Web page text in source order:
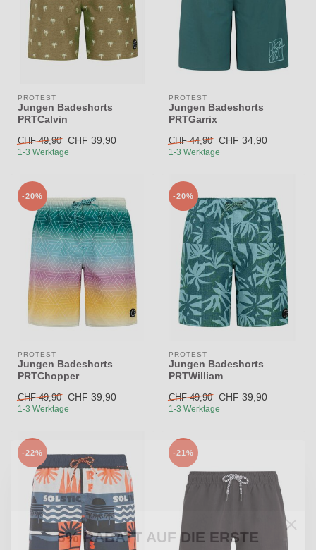
PROTEST
Jungen Badeshorts
PRTCalvin
CHF 49,90 CHF 39,90
1-3 Werktage
PROTEST
Jungen Badeshorts
PRTGarrix
CHF 44,90 CHF 34,90
1-3 Werktage
-20%
PROTEST
Jungen Badeshorts
PRTChopper
CHF 49,90 CHF 39,90
1-3 Werktage
-20%
PROTEST
Jungen Badeshorts
PRTWilliam
CHF 49,90 CHF 39,90
1-3 Werktage
-22% -21%
5% RABATT AUF DIE ERSTE